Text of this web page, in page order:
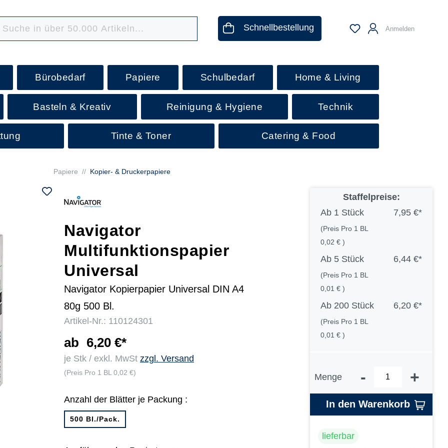
Schnellbestellung Anmelden
Bürobedarf Papiere Schulbedarf Home & Living
Basteln & Kreativ Reinigung & Hygiene Technik
Tinte & Toner Catering & Food
Papiere // Kopier- & Druckerpapiere
Navigator
Multifunktionspapier
Universal
Navigator Kopierpapier Universal DIN A4
80g 500 Bl.
Artikel-Nr.: 110124301
ab 6,20 €*
je Stk / exkl. MwSt zzgl. Versand
(Preis Pro 1 BL 0,02 €)
Anzahl der Blätter je Packung :
500 Bl./Pack.
Staffelpreise:
Ab 1 Stück 7,95 €*
(Preis Pro 1 BL
0,02 € )
Ab 5 Stück 6,44 €*
(Preis Pro 1 BL
0,01 € )
Ab 200 Stück 6,20 €*
(Preis Pro 1 BL
0,01 € )
Menge - +
In den Warenkorb
lieferbar